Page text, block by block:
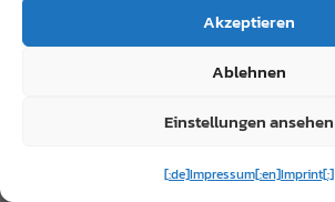
Akzeptieren
Ablehnen
Einstellungen ansehen
[:de]Impressum[:en]Imprint[:]